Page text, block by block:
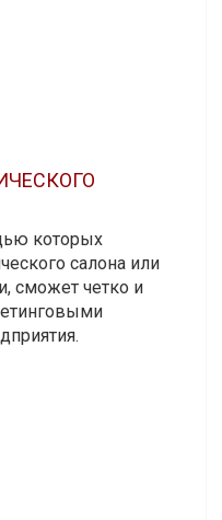
которых
салона или
сможет четко и